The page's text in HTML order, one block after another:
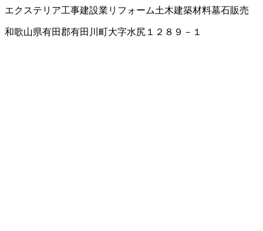
エクステリア工事建設業 リフォーム土木建築材料墓石販売
和歌山県有田郡有田川町大字水尻１２８９－１